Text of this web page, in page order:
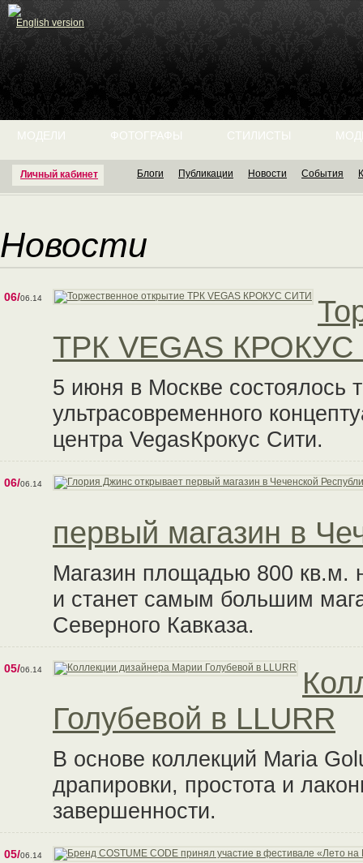
English version
Личный кабинет
МОДЕЛИ ФОТОГРАФЫ СТИЛИСТЫ
Блоги Публикации Новости События
Новости
06/06.14
ТРК VEGAS
5 июня в Москве состоялось
ультрасовременного
центра VegasКрокус Сити.
06/06.14
первый магазин в
Магазин площадью 800 кв.м.
и станет самым большим
Северного Кавказа.
05/06.14
Голубевой в LLURR
В основе коллекций Maria
драпировки, простота и
завершенности.
05/06.14